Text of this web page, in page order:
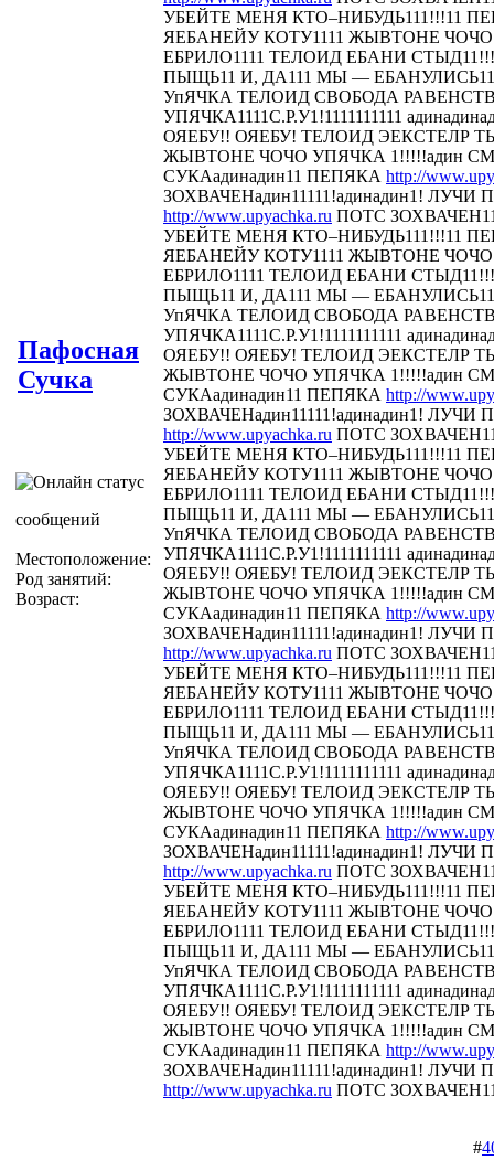
Пафосная
Сучка
сообщений
Местоположение:
Род занятий:
Возраст:
УБЕЙТЕ МЕНЯ КТО–НИБУДЬ111!!!11
ЯЕБАНЕЙУ КОТУ1111 ЖЫВТОНЕ ЧОЧО
ЕБРИЛО1111 ТЕЛОИД ЕБАНИ СТЫД11!!!
ПЫЩЬ11 И, ДА111 МЫ —
УпЯЧКА ТЕЛОИД СВОБОДА
УПЯЧКА1111С.Р.У1!1111111111
ОЯЕБУ!! ОЯЕБУ! ТЕЛОИД ЭЕКСТЕЛР
ЖЫВТОНЕ ЧОЧО УПЯЧКА 1!!!!!адин
СУКАадинадин11 ПЕПЯКА http://
ЗОХВАЧЕНадин11111!адинадин1! ЛУЧИ
http://www.upyachka.ru ПОТС
УБЕЙТЕ МЕНЯ КТО–НИБУДЬ111!!!11
ЯЕБАНЕЙУ КОТУ1111 ЖЫВТОНЕ ЧОЧО
ЕБРИЛО1111 ТЕЛОИД ЕБАНИ СТЫД11!!!
ПЫЩЬ11 И, ДА111 МЫ —
УпЯЧКА ТЕЛОИД СВОБОДА
УПЯЧКА1111С.Р.У1!1111111111
ОЯЕБУ!! ОЯЕБУ! ТЕЛОИД ЭЕКСТЕЛР
ЖЫВТОНЕ ЧОЧО УПЯЧКА 1!!!!!адин
СУКАадинадин11 ПЕПЯКА http://
ЗОХВАЧЕНадин11111!адинадин1! ЛУЧИ
http://www.upyachka.ru ПОТС
УБЕЙТЕ МЕНЯ КТО–НИБУДЬ111!!!11
ЯЕБАНЕЙУ КОТУ1111 ЖЫВТОНЕ ЧОЧО
ЕБРИЛО1111 ТЕЛОИД ЕБАНИ СТЫД11!!!
ПЫЩЬ11 И, ДА111 МЫ —
УпЯЧКА ТЕЛОИД СВОБОДА
УПЯЧКА1111С.Р.У1!1111111111
ОЯЕБУ!! ОЯЕБУ! ТЕЛОИД ЭЕКСТЕЛР
ЖЫВТОНЕ ЧОЧО УПЯЧКА 1!!!!!адин
СУКАадинадин11 ПЕПЯКА http://
ЗОХВАЧЕНадин11111!адинадин1! ЛУЧИ
http://www.upyachka.ru ПОТС
УБЕЙТЕ МЕНЯ КТО–НИБУДЬ111!!!11
ЯЕБАНЕЙУ КОТУ1111 ЖЫВТОНЕ ЧОЧО
ЕБРИЛО1111 ТЕЛОИД ЕБАНИ СТЫД11!!!
ПЫЩЬ11 И, ДА111 МЫ —
УпЯЧКА ТЕЛОИД СВОБОДА
УПЯЧКА1111С.Р.У1!1111111111
ОЯЕБУ!! ОЯЕБУ! ТЕЛОИД ЭЕКСТЕЛР
ЖЫВТОНЕ ЧОЧО УПЯЧКА 1!!!!!адин
СУКАадинадин11 ПЕПЯКА http://
ЗОХВАЧЕНадин11111!адинадин1! ЛУЧИ
http://www.upyachka.ru ПОТС
УБЕЙТЕ МЕНЯ КТО–НИБУДЬ111!!!11
ЯЕБАНЕЙУ КОТУ1111 ЖЫВТОНЕ ЧОЧО
ЕБРИЛО1111 ТЕЛОИД ЕБАНИ СТЫД11!!!
ПЫЩЬ11 И, ДА111 МЫ —
УпЯЧКА ТЕЛОИД СВОБОДА
УПЯЧКА1111С.Р.У1!1111111111
ОЯЕБУ!! ОЯЕБУ! ТЕЛОИД ЭЕКСТЕЛР
ЖЫВТОНЕ ЧОЧО УПЯЧКА 1!!!!!адин
СУКАадинадин11 ПЕПЯКА http://
ЗОХВАЧЕНадин11111!адинадин1! ЛУЧИ
http://www.upyachka.ru ПОТС
#